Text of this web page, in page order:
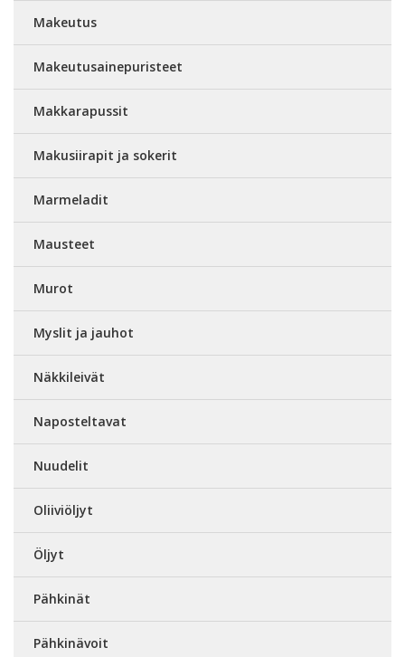
Makeutus
Makeutusainepuristeet
Makkarapussit
Makusiirapit ja sokerit
Marmeladit
Mausteet
Murot
Myslit ja jauhot
Näkkileivät
Naposteltavat
Nuudelit
Oliiviöljyt
Öljyt
Pähkinät
Pähkinävoit